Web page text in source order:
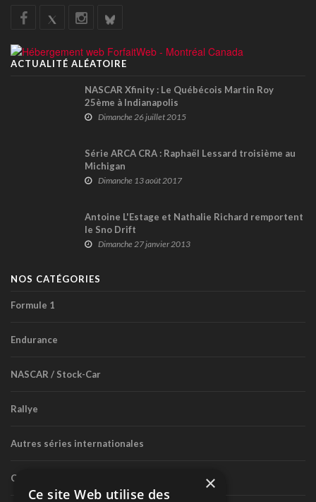
ACTUALITÉ ALÉATOIRE
NASCAR Xfinity : Le Québécois Martin Roy
25ème à Indianapolis
Dimanche 26 juillet 2015
Série ARCA CRA : Raphaël Lessard troisième au
Michigan
Dimanche 13 août 2017
Antoine L'Estage et Nathalie Richard remportent
le Sno Drift
Dimanche 27 janvier 2013
NOS CATÉGORIES
Formule 1
Endurance
NASCAR / Stock-Car
Rallye
Autres séries internationales
Circuit routier canadien ×
Ce site Web utilise des